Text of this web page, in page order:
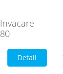
Detail